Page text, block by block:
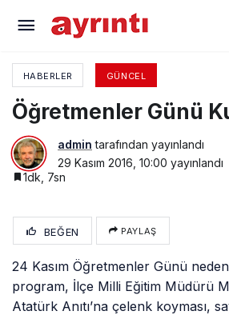
HABERLER GÜNCEL
Öğretmenler Günü
admin tarafından yayınlandı
29 Kasım 2016, 10:00 yayınlandı
1dk, 7sn
BEĞEN PAYLAŞ
24 Kasım Öğretmenler Günü
program, İlçe Milli Eğitim Müdürü
Atatürk Anıtı’na çelenk koyması,
Yenişehir Çöplüğü Rehabilite